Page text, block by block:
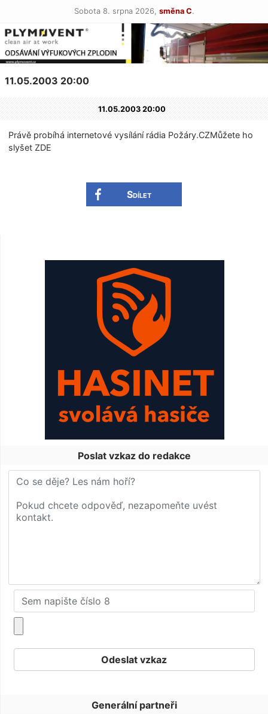
Sobota 8. srpna 2026, směna C.
11.05.2003 20:00
11.05.2003 20:00
Právě probíhá internetové vysílání rádia Požáry.CZMůžete ho
slyšet ZDE
Sdílet
Poslat vzkaz do redakce
Generální partneři